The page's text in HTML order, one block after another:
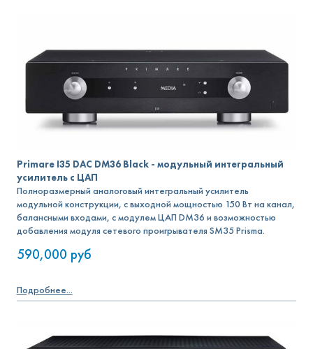
Primare I35 DAC DM36 Black - модульный интегральный
усилитель с ЦАП
Полноразмерный аналоговый интегральный усилитель
модульной конструкции, с выходной мощностью 150 Вт на канал,
балансными входами, с модулем ЦАП DM36 и возможностью
добавления модуля сетевого проигрывателя SM35 Prisma.
590,000 руб
Подробнее...